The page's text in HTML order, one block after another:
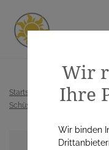
Startseite Alle Produkte
Schüssler Salze
Schüßler
Wir
Ihre
Wir binden